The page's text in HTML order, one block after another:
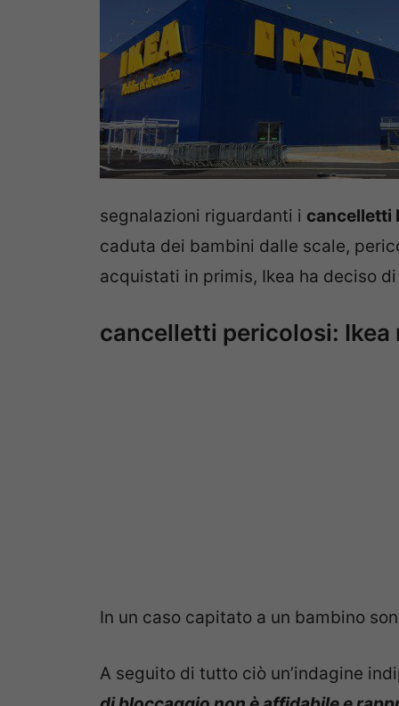
segnalazioni riguardanti i cancelletti
caduta dei bambini dalle scale,
acquistati in primis, Ikea ha deciso
cancelletti pericolosi:
In un caso capitato a un bambino
A seguito di tutto ciò un’indagine